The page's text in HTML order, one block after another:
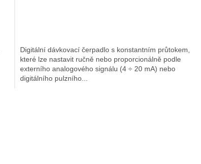
Digitální dávkovací čerpadlo s konstantním průtokem,
které lze nastavit ručně nebo proporcionálně podle
externího analogového signálu (4 ÷ 20 mA) nebo
digitálního pulzního...